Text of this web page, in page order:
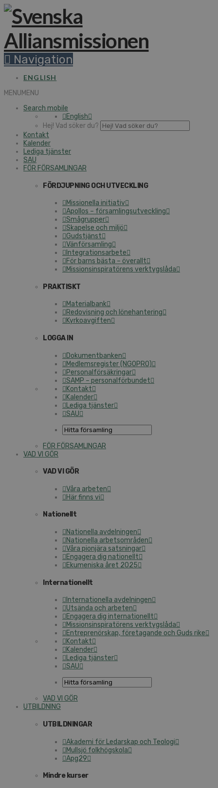
Navigation
ENGLISH
MENUMENU
Search mobile
English
Hej! Vad söker du?
Kontakt
Kalender
Lediga tjänster
SAU
FÖR FÖRSAMLINGAR
FÖRDJUPNING OCH UTVECKLING
Missionella initiativ
Apollos – församlingsutveckling
Smågrupper
Skapelse och miljö
Gudstjänst
Vänförsamling
Integrationsarbete
För barns bästa – överallt
Missionsinspiratörens verktygslåda
PRAKTISKT
Materialbank
Redovisning och lönehantering
Kyrkoavgiften
LOGGA IN
Dokumentbanken
Medlemsregister (NGOPRO)
Personalförsäkringar
SAMP – personalförbundet
Kontakt
Kalender
Lediga tjänster
SAU
FÖR FÖRSAMLINGAR
VAD VI GÖR
VAD VI GÖR
Våra arbeten
Här finns vi
Nationellt
Nationella avdelningen
Nationella arbetsområden
Våra pionjära satsningar
Engagera dig nationellt
Ekumeniska året 2025
Internationellt
Internationella avdelningen
Utsända och arbeten
Engagera dig internationellt
Missionsinspiratörens verktygslåda
Entreprenörskap, företagande och Guds rike
Kontakt
Kalender
Lediga tjänster
SAU
VAD VI GÖR
UTBILDNING
UTBILDNINGAR
Akademi för Ledarskap och Teologi
Mullsjö folkhögskola
Apg29
Mindre kurser